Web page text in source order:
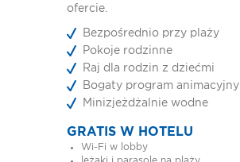
ofercie.
Bezpośrednio przy plaży
Pokoje rodzinne
Raj dla rodzin z dziećmi
Bogaty program animacyjny
Minizjeżdżalnie wodne
GRATIS W HOTELU
Wi-Fi w lobby